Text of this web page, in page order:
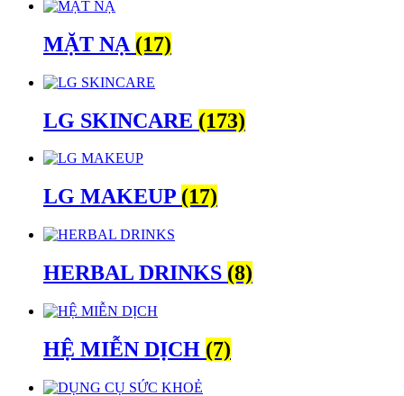
MẶT NẠ (17)
LG SKINCARE (173)
LG MAKEUP (17)
HERBAL DRINKS (8)
HỆ MIỄN DỊCH (7)